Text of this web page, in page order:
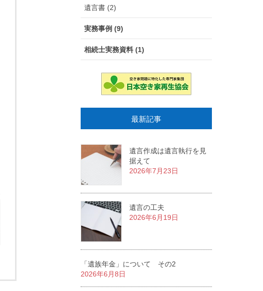
遺言書 (2)
実務事例 (9)
相続士実務資料 (1)
最新記事
遺言作成は遺言執行を見
据えて
2026年7月23日
遺言の工夫
2026年6月19日
「遺族年金」について その2
2026年6月8日